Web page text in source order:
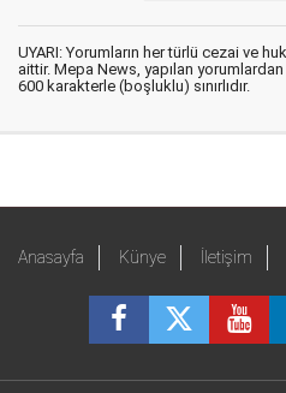
UYARI: Yorumların her türlü cezai ve
aittir. Mepa News, yapılan
600 karakterle (boşluklu) sınırlıdır.
Anasayfa Künye İletişim